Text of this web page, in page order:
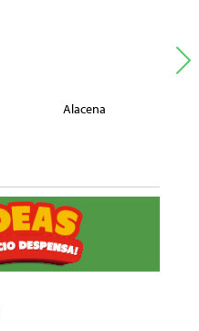
Alacena